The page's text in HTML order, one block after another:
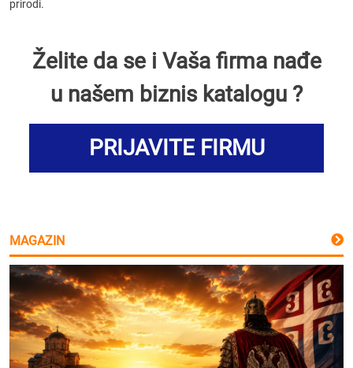
prirodi.
Želite da se i Vaša firma nađe
u našem biznis katalogu ?
PRIJAVITE FIRMU
MAGAZIN